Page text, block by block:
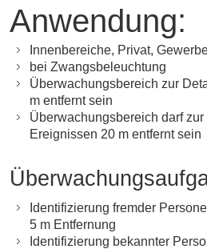
Anwendung:
Innenbereiche, Privat,
bei Zwangsbeleuchtung
Überwachungsbereich zur
m entfernt sein
Überwachungsbereich darf
Ereignissen 20 m entfernt sein
Identifizierung fremder
5 m Entfernung
Identifizierung bekannter